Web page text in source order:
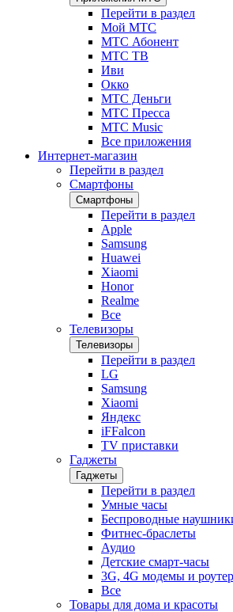
Перейти в раздел
Мой МТС
МТС Абонент
МТС ТВ
Иви
Окко
МТС Деньги
МТС Пресса
МТС Music
Все приложения
Интернет-магазин
Перейти в раздел
Смартфоны
Смартфоны
Перейти в раздел
Apple
Samsung
Huawei
Xiaomi
Honor
Realme
Все
Телевизоры
Телевизоры
Перейти в раздел
LG
Samsung
Xiaomi
Яндекс
iFFalcon
TV приставки
Гаджеты
Гаджеты
Перейти в раздел
Умные часы
Беспроводные
Фитнес-браслеты
Аудио
Детские смарт-часы
3G, 4G модемы и
Все
Товары для дома и красоты